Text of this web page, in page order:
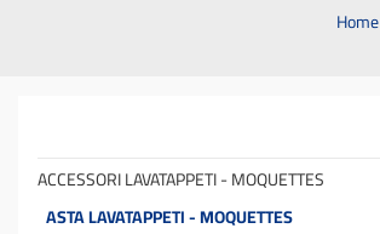
Home
ACCESSORI LAVATAPPETI - MOQUETTES
ASTA LAVATAPPETI - MOQUETTES